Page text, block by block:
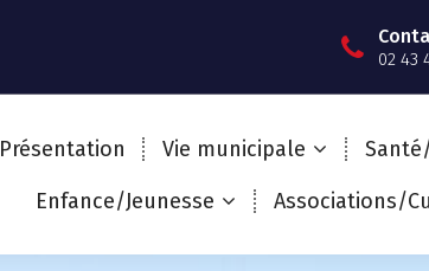
02 43
Présentation Vie municipale
Enfance/Jeunesse
Associations/